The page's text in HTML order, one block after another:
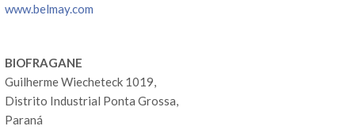
www.belmay.com
BIOFRAGANE
Guilherme Wiecheteck 1019,
Distrito Industrial Ponta Grossa,
Paraná